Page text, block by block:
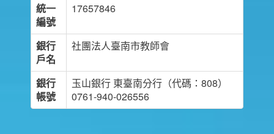
統一
編號
17657846
銀行
戶名
社團法人臺南市教師會
銀行
帳號
玉山銀行 東臺南分行（代碼：808）
0761-940-026556